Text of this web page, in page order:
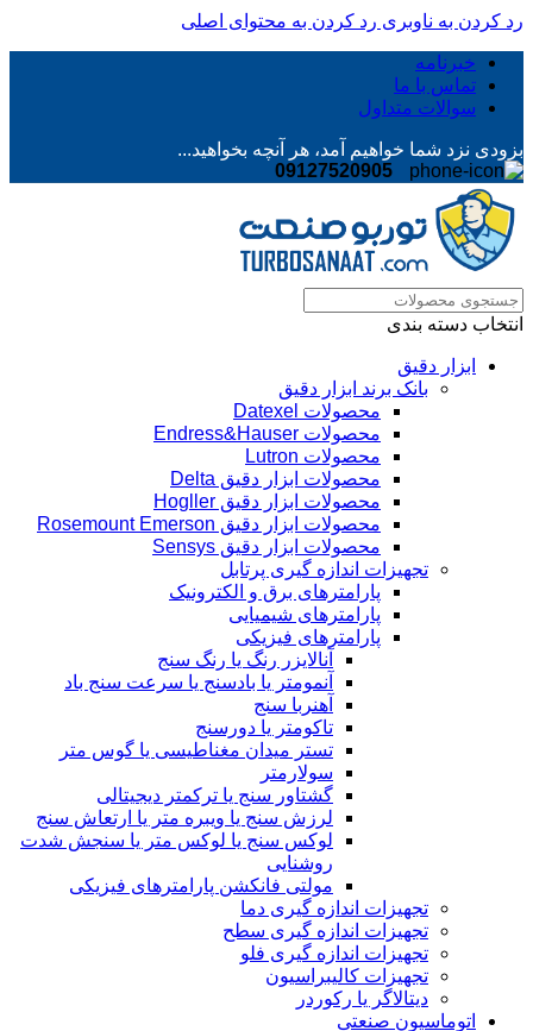
رد کردن به ناوبری رد کردن به محتوای اصلی
خبرنامه
تماس با ما
سوالات متداول
بزودی نزد شما خواهیم آمد، هر آنچه بخواهید...
09127520905
انتخاب دسته بندی
ابزار دقیق
بانک برند ابزار دقیق
محصولات Datexel
محصولات Endress&Hauser
محصولات Lutron
محصولات ابزار دقیق Delta
محصولات ابزار دقیق Hogller
محصولات ابزار دقیق Rosemount Emerson
محصولات ابزار دقیق Sensys
تجهیزات اندازه گیری پرتابل
پارامترهای برق و الکترونیک
پارامترهای شیمیایی
پارامترهای فیزیکی
آنالایزر رنگ یا رنگ سنج
آنمومتر یا بادسنج یا سرعت سنج باد
آهنربا سنج
تاکومتر یا دورسنج
تستر میدان مغناطیسی یا گوس متر
سولارمتر
گشتاور سنج یا ترکمتر دیجیتالی
لرزش سنج یا ویبره متر یا ارتعاش سنج
لوکس سنج یا لوکس متر یا سنجش شدت
روشنایی
مولتی فانکشن پارامترهای فیزیکی
تجهیزات اندازه گیری دما
تجهیزات اندازه گیری سطح
تجهیزات اندازه گیری فلو
تجهیزات کالیبراسیون
دیتالاگر یا رکوردر
اتوماسیون صنعتی